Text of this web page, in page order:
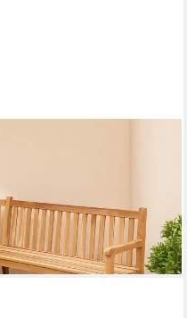
6-Sitzer in naturfarben, tolle